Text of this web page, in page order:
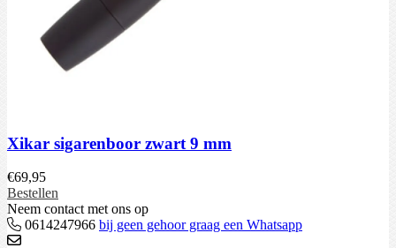
Xikar sigarenboor zwart 9 mm
€69,95
Bestellen
Neem contact met ons op
0614247966 bij geen gehoor graag een Whatsapp